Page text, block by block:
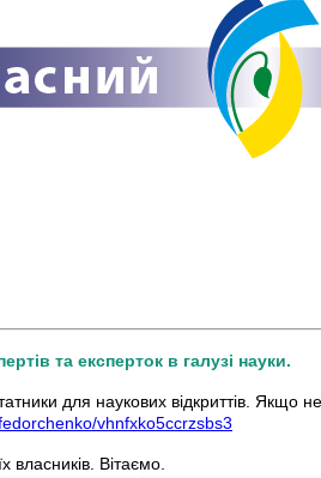
та експерток в галузі науки.
для наукових відкриттів. Якщо
vhnfxko5ccrzsbs3
власників. Вітаємо.